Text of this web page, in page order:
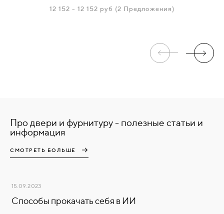
12 152 - 12 152 руб (2 Предложения)
Про двери и фурнитуру - полезные статьи и
информация
СМОТРЕТЬ БОЛЬШЕ
15.09.2023
Способы прокачать себя в ИИ